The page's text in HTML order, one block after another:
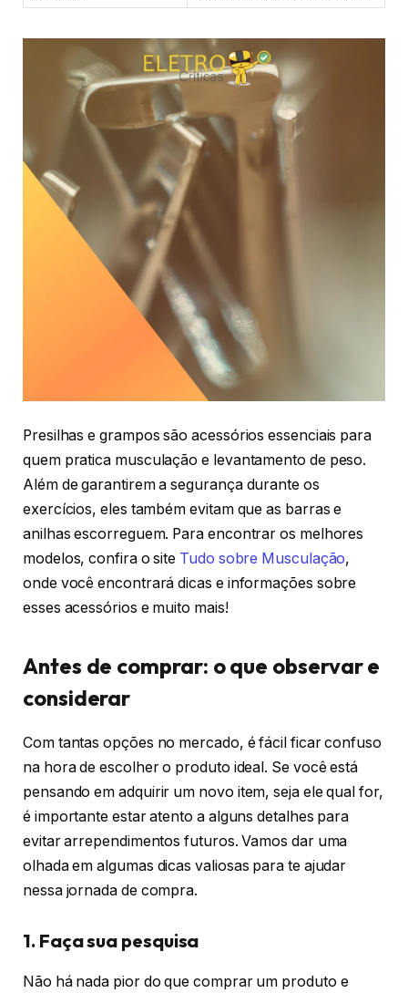
Presilhas e grampos são acessórios essenciais para
quem pratica musculação e levantamento de peso.
Além de garantirem a segurança durante os
exercícios, eles também evitam que as barras e
anilhas escorreguem. Para encontrar os melhores
modelos, confira o site Tudo sobre Musculação,
onde você encontrará dicas e informações sobre
esses acessórios e muito mais!
Antes de comprar: o que observar e
considerar
Com tantas opções no mercado, é fácil ficar confuso
na hora de escolher o produto ideal. Se você está
pensando em adquirir um novo item, seja ele qual for,
é importante estar atento a alguns detalhes para
evitar arrependimentos futuros. Vamos dar uma
olhada em algumas dicas valiosas para te ajudar
nessa jornada de compra.
1. Faça sua pesquisa
Não há nada pior do que comprar um produto e